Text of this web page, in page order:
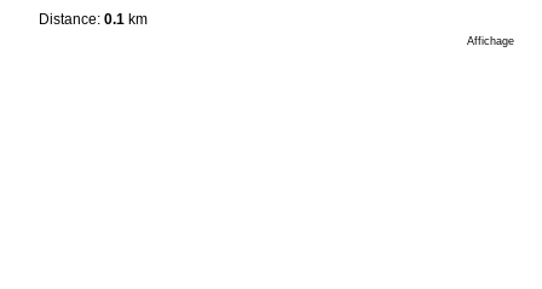
Distance:0.1 km
Affichage